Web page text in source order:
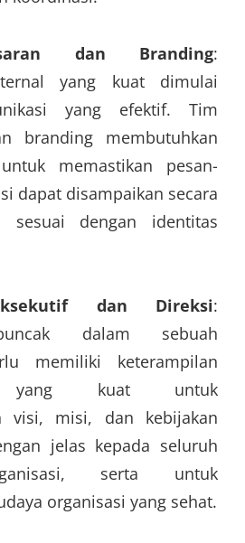
dan Branding:
yang kuat dimulai
yang efektif. Tim
branding membutuhkan
memastikan pesan-
dapat disampaikan secara
sesuai dengan identitas
dan Direksi:
dalam sebuah
memiliki keterampilan
yang kuat untuk
visi, misi, dan kebijakan
jelas kepada seluruh
serta untuk
organisasi yang sehat.